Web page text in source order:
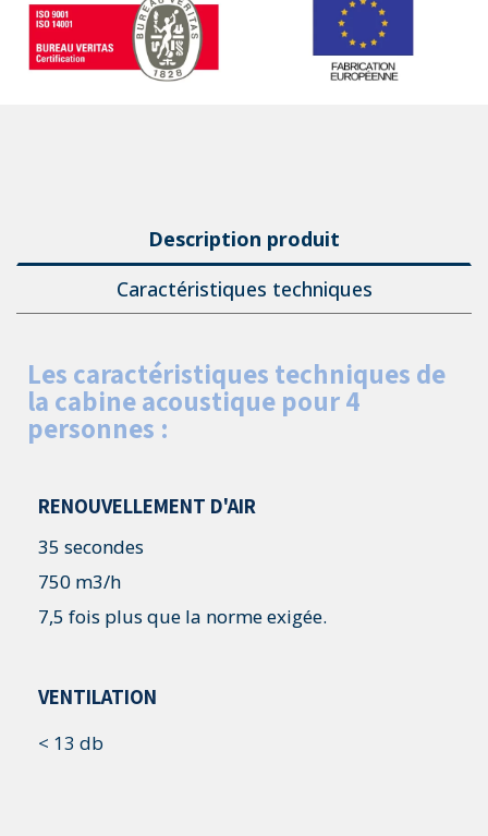
Description produit
Caractéristiques techniques
Les caractéristiques techniques de
la cabine acoustique pour 4
personnes :
RENOUVELLEMENT D'AIR
35 secondes
750 m3/h
7,5 fois plus que la norme exigée.
VENTILATION
< 13 db